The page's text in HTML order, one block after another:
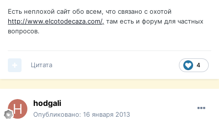
Есть неплохой сайт обо всем, что связано с охотой
http://www.elcotodecaza.com/, там есть и форум для частных
вопросов.
4
Цитата
hodgali
Опубликовано: 16 января 2013